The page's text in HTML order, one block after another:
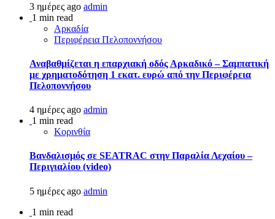
3 ημέρες ago admin
1 min read
Αρκαδία
Περιφέρεια Πελοποννήσου
Αναβαθμίζεται η επαρχιακή οδός Αρκαδικό – Σαμπατική
με χρηματοδότηση 1 εκατ. ευρώ από την Περιφέρεια
Πελοποννήσου
4 ημέρες ago admin
1 min read
Κορινθία
Βανδαλισμός σε SEATRAC στην Παραλία Λεχαίου –
Περιγιαλίου (video)
5 ημέρες ago admin
1 min read